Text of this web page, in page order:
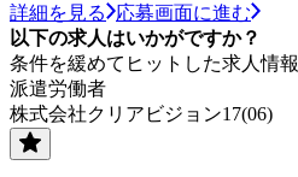
詳細を見る
応募画面に進む
以下の求人はいかがですか？
条件を緩めてヒットした求人情
派遣労働者
株式会社クリアビジョン17(06)